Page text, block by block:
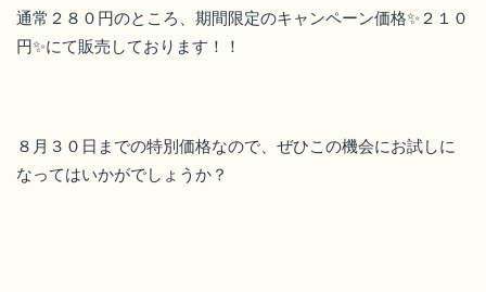
通常２８０円のところ、期間限定のキャンペーン価格✨２１０
円✨にて販売しております！！
８月３０日までの特別価格なので、ぜひこの機会にお試しに
なってはいかがでしょうか？